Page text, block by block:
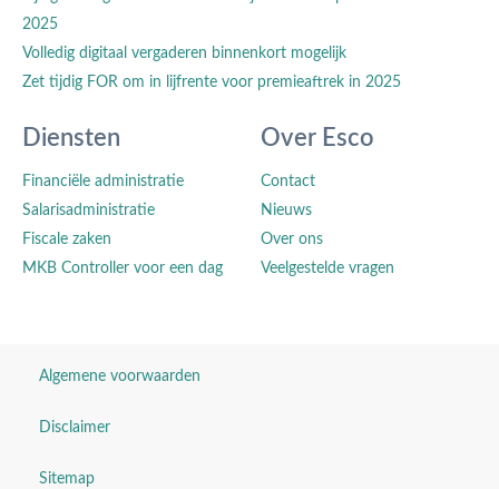
2025
Volledig digitaal vergaderen binnenkort mogelijk
Zet tijdig FOR om in lijfrente voor premieaftrek in 2025
Diensten
Financiële administratie
Salarisadministratie
Fiscale zaken
MKB Controller voor een dag
Over Esco
Contact
Nieuws
Over ons
Veelgestelde vragen
Algemene voorwaarden
Disclaimer
Sitemap